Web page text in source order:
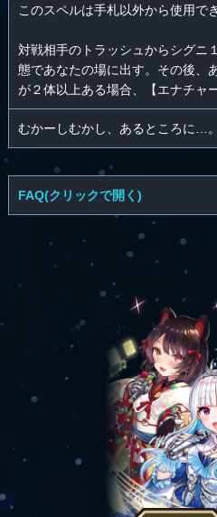
このスペルは手札以外から使用で
対戦相手のトラッシュからシグニ
態であなたの場に出す。その後、
が２体以上ある場合、【エナチャ
むかーしむかし、あるところに…
FAQ(クリックで開く)